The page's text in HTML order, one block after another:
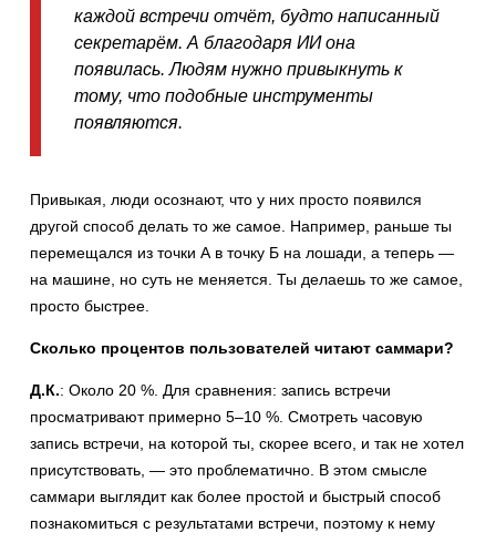
каждой встречи отчёт, будто написанный
секретарём. А благодаря ИИ она
появилась. Людям нужно привыкнуть к
тому, что подобные инструменты
появляются.
Привыкая, люди осознают, что у них просто появился
другой способ делать то же самое. Например, раньше ты
перемещался из точки А в точку Б на лошади, а теперь —
на машине, но суть не меняется. Ты делаешь то же самое,
просто быстрее.
Сколько процентов пользователей читают саммари?
Д.К.: Около 20 %. Для сравнения: запись встречи
просматривают примерно 5–10 %. Смотреть часовую
запись встречи, на которой ты, скорее всего, и так не хотел
присутствовать, — это проблематично. В этом смысле
саммари выглядит как более простой и быстрый способ
познакомиться с результатами встречи, поэтому к нему